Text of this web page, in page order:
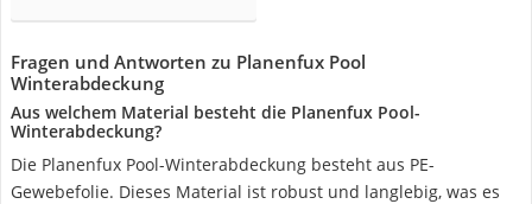
Fragen und Antworten zu Planenfux Pool
Winterabdeckung
Aus welchem Material besteht die Planenfux Pool-
Winterabdeckung?
Die Planenfux Pool-Winterabdeckung besteht aus PE-
Gewebefolie. Dieses Material ist robust und langlebig, was es